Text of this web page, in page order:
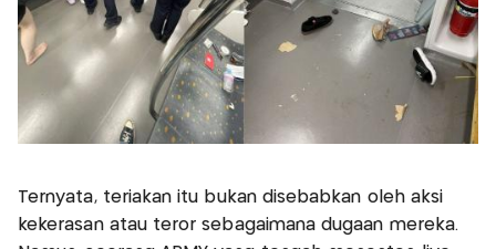
Ternyata, teriakan itu bukan disebabkan oleh aksi
kekerasan atau teror sebagaimana dugaan mereka.